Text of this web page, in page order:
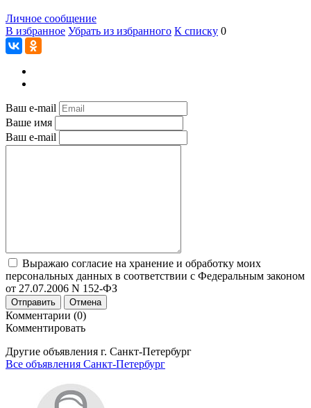
Личное сообщение
В избранное Убрать из избранного К списку 0
Ваш e-mail
Ваше имя
Ваш e-mail
Выражаю согласие на хранение и обработку моих
персональных данных в соответствии с Федеральным законом
от 27.07.2006 N 152-ФЗ
Отправить Отмена
Комментарии (0)
Комментировать
Другие объявления г. Санкт-Петербург
Все объявления Санкт-Петербург